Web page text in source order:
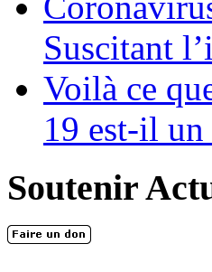
Suscitant
Voilà ce
19 est-il un
Soutenir